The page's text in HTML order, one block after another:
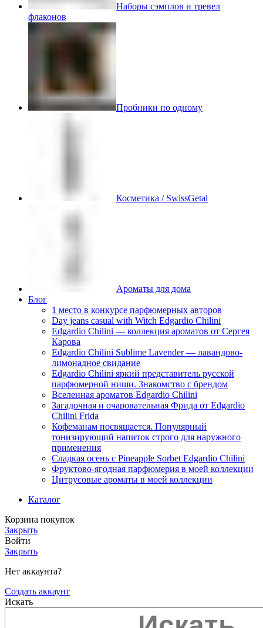
Наборы сэмплов и тревел
флаконов
Пробники по одному
Косметика / SwissGetal
Ароматы для дома
Блог
1 место в конкурсе парфюмерных авторов
Day jeans casual with Witch Edgardio Chilini
Edgardio Chilini — коллекция ароматов от Сергея
Карова
Edgardio Chilini Sublime Lavender — лавандово-
лимонадное свидание
Edgardio Chilini яркий представитель русской
парфюмерной ниши. Знакомство с брендом
Вселенная ароматов Edgardio Chilini
Загадочная и очаровательная Фрида от Edgardio
Chilini Frida
Кофеманам посвящается. Популярный
тонизирующий напиток строго для наружного
применения
Сладкая осень с Pineapple Sorbet Edgardio Chilini
Фруктово-ягодная парфюмерия в моей коллекции
​Цитрусовые ароматы в моей коллекции
Каталог
Корзина покупок
Закрыть
Войти
Закрыть
Нет аккаунта?
Создать аккаунт
Искать